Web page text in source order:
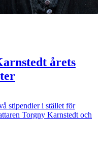
årets
stipendier i stället för
Torgny Karnstedt och